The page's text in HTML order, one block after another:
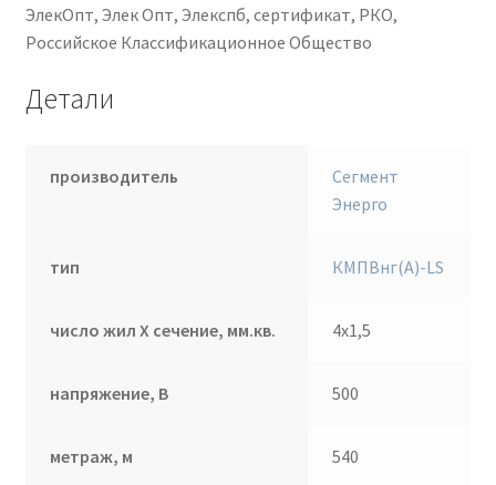
ЭлекОпт, Элек Опт, Элекспб, сертификат, РКО,
Российское Классификационное Общество
Детали
производитель
Сегмент
Энерго
тип КМПВнг(А)-LS
число жил Х сечение, мм.кв. 4х1,5
напряжение, В 500
метраж, м 540